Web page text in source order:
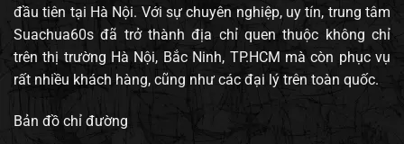
đầu tiên tại Hà Nội. Với sự chuyên nghiệp, uy tín, trung tâm
Suachua60s đã trở thành địa chỉ quen thuộc không chỉ
trên thị trường Hà Nội, Bắc Ninh, TP.HCM mà còn phục vụ
rất nhiều khách hàng, cũng như các đại lý trên toàn quốc.
Bản đồ chỉ đường